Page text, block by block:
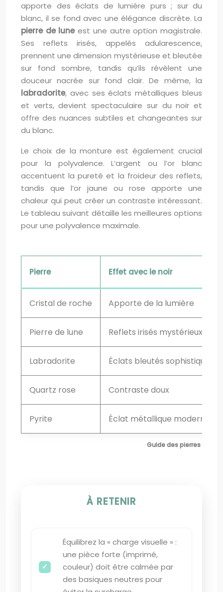
apporte des éclats de lumière purs ; sur du
blanc, il se fond avec une élégance discrète. La
pierre de luneest une autre option magistrale.
Ses reflets irisés, appelés adularescence,
prennent une dimension mystérieuse et bleutée
sur fond sombre, tandis qu’ils révèlent une
douceur nacrée sur fond clair. De même, la
labradorite, avec ses éclats métalliques bleus
et verts, devient spectaculaire sur du noir et
offre des nuances subtiles et changeantes sur
du blanc.
Le choix de la monture est également crucial
pour la polyvalence. L’argent ou l’or blanc
accentuent la pureté et la froideur des reflets,
tandis que l’or jaune ou rose apporte une
chaleur qui peut créer un contraste intéressant.
Le tableau suivant détaille les meilleures options
pour une polyvalence maximale.
Guide des pierres
Pierre Effet avec le noir
Cristal de roche Apporte de la lumière
Pierre de lune Reflets irisés mystérieux
Labradorite Éclats bleutés sophistiqués
Quartz rose Contraste doux
Pyrite Éclat métallique moderne
À RETENIR
Équilibrez la « charge visuelle » :
une pièce forte (imprimé,
couleur) doit être calmée par
des basiques neutres pour